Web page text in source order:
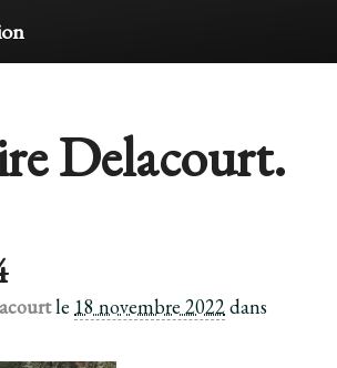
Delacourt.
le 18 novembre 2022dans